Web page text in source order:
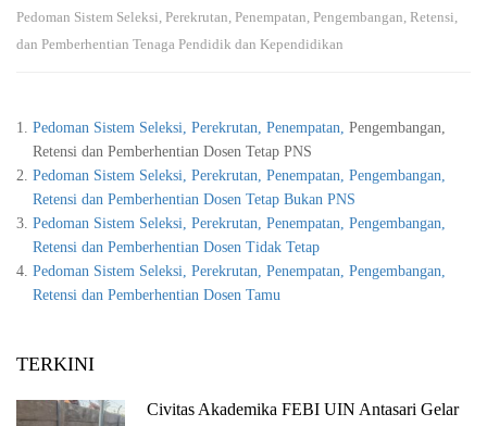
Pedoman Sistem Seleksi, Perekrutan, Penempatan, Pengembangan, Retensi,
dan Pemberhentian Tenaga Pendidik dan Kependidikan
Pedoman Sistem Seleksi, Perekrutan, Penempatan, Pengembangan,
Retensi dan Pemberhentian Dosen Tetap PNS
Pedoman Sistem Seleksi, Perekrutan, Penempatan, Pengembangan,
Retensi dan Pemberhentian Dosen Tetap Bukan PNS
Pedoman Sistem Seleksi, Perekrutan, Penempatan, Pengembangan,
Retensi dan Pemberhentian Dosen Tidak Tetap
Pedoman Sistem Seleksi, Perekrutan, Penempatan, Pengembangan,
Retensi dan Pemberhentian Dosen Tamu
TERKINI
Civitas Akademika FEBI UIN Antasari Gelar